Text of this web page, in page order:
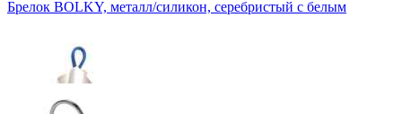
Брелок BOLKY, металл/силикон, серебристый c белым